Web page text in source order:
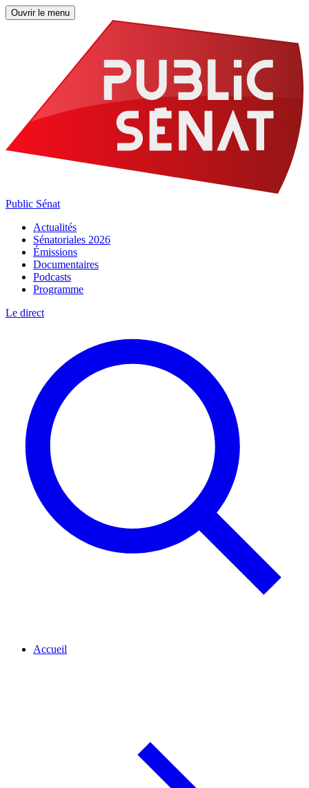
Ouvrir le menu
Public Sénat
Actualités
Sénatoriales 2026
Émissions
Documentaires
Podcasts
Programme
Le direct
Accueil